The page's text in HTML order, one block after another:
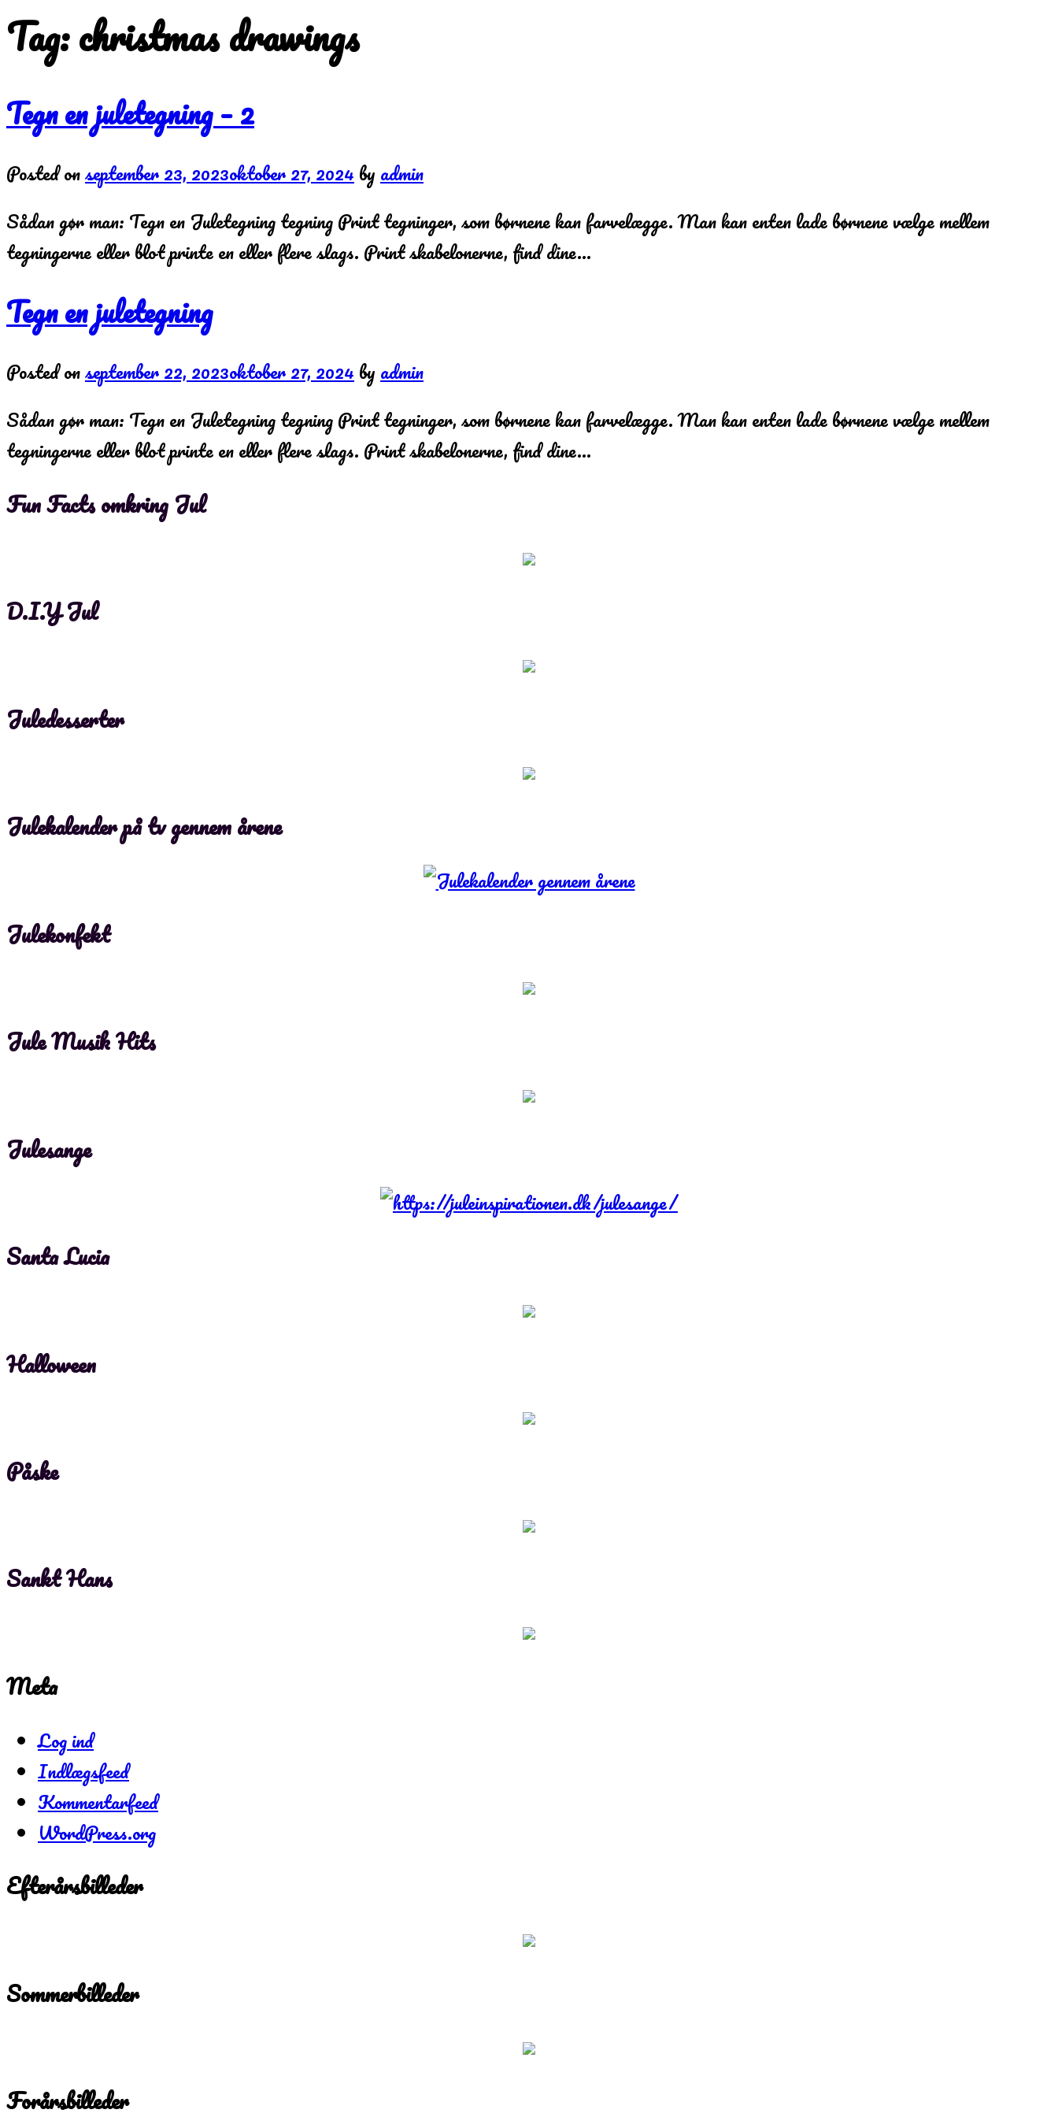
Tag:christmas drawings
Tegn en juletegning – 2
Posted onseptember 23, 2023oktober 27, 2024 by admin
Sådan gør man: Tegn en Juletegning tegning Print tegninger, som børnene kan farvelægge. Man kan enten lade børnene vælge mellem
tegningerne eller blot printe en eller flere slags. Print skabelonerne, find dine…
Tegn en juletegning
Posted onseptember 22, 2023oktober 27, 2024 by admin
Sådan gør man: Tegn en Juletegning tegning Print tegninger, som børnene kan farvelægge. Man kan enten lade børnene vælge mellem
tegningerne eller blot printe en eller flere slags. Print skabelonerne, find dine…
Fun Facts omkring Jul
D.I.Y Jul
Juledesserter
Julekalender på tv gennem årene
Julekonfekt
Jule Musik Hits
Julesange
Santa Lucia
Halloween
Påske
Sankt Hans
Meta
Log ind
Indlægsfeed
Kommentarfeed
WordPress.org
Efterårsbilleder
Sommerbilleder
Forårsbilleder